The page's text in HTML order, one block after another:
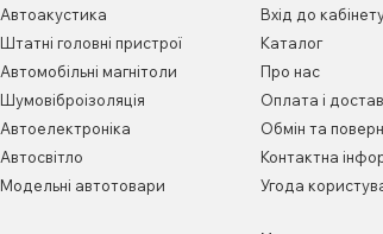
Автоакустика
Штатні головні пристрої
Автомобільні магнітоли
Шумовіброізоляція
Автоелектроніка
Автосвітло
Модельні автотовари
Вхід до
Каталог
Про нас
Оплата і
Обмін та
Контактна
Угода